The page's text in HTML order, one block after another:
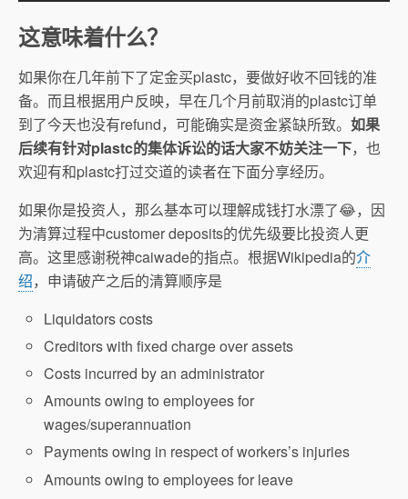
这意味着什么？
如果你在几年前下了定金买plastc，要做好收不回钱的准
备。而且根据用户反映，早在几个月前取消的plastc订单
到了今天也没有refund，可能确实是资金紧缺所致。 如果
后续有针对plastc的集体诉讼的话大家不妨关注一下，也
欢迎有和plastc打过交道的读者在下面分享经历。
如果你是投资人，那么基本可以理解成钱打水漂了😂，因
为清算过程中customer deposits的优先级要比投资人更
高。这里感谢税神caiwade的指点。根据Wikipedia的介
绍，申请破产之后的清算顺序是
Liquidators costs
Creditors with fixed charge over assets
Costs incurred by an administrator
Amounts owing to employees for
wages/superannuation
Payments owing in respect of workers’s injuries
Amounts owing to employees for leave